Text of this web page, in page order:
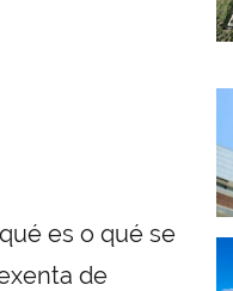
es o qué se
de